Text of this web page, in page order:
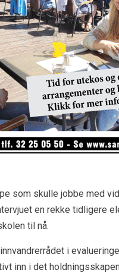
som skulle jobbe med
en rekke tidligere
til nå.
i
inn i det